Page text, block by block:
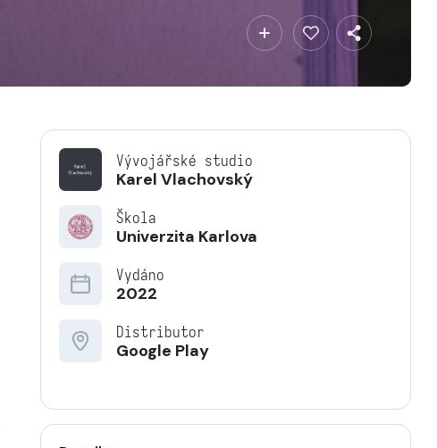
Vývojářské studio
Karel Vlachovský
Škola
Univerzita Karlova
Vydáno
2022
Distributor
Google Play